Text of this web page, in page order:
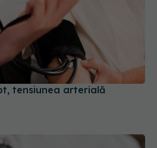
tensiunea arterială